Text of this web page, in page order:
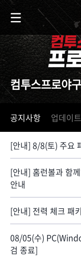
o
C
o
n
e
컴투스프로야
공지사항 업데이트
[안내] 8/8(토) 주요
[안내] 홈런볼과 함
안내
[안내] 전력 체크 패
08/05(수)
검 종료]